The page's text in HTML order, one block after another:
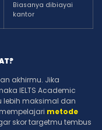
Biasanya dibiayai
kantor
akhirmu. Jika
IELTS Academic
lebih maksimal dan
metode
skor targetmu tembus